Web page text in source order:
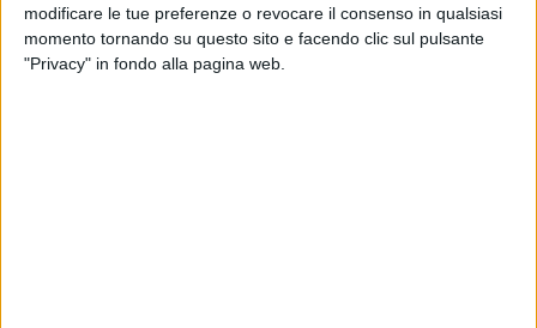
modificare le tue preferenze o revocare il consenso in qualsiasi
momento tornando su questo sito e facendo clic sul pulsante
"Privacy" in fondo alla pagina web.